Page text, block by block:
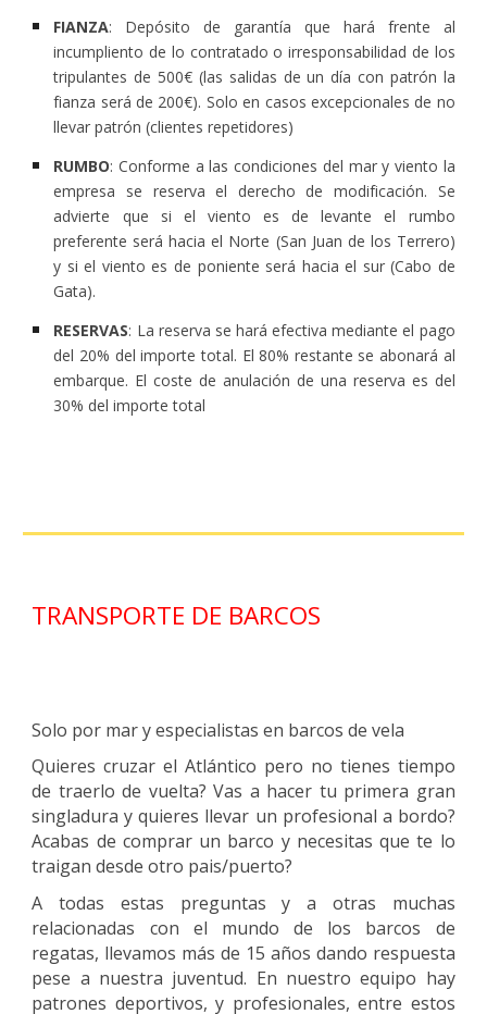
FIANZA: Depósito de garantía que hará frente al
incumpliento de lo contratado o irresponsabilidad de los
tripulantes de 500€ (las salidas de un día con patrón la
fianza será de 200€). Solo en casos excepcionales de no
llevar patrón (clientes repetidores)
RUMBO: Conforme a las condiciones del mar y viento la
empresa se reserva el derecho de modificación. Se
advierte que si el viento es de levante el rumbo
preferente será hacia el Norte (San Juan de los Terrero)
y si el viento es de poniente será hacia el sur (Cabo de
Gata).
RESERVAS: La reserva se hará efectiva mediante el pago
del 20% del importe total. El 80% restante se abonará al
embarque. El coste de anulación de una reserva es del
30% del importe total
TRANSPORTE DE BARCOS
Solo por mar y especialistas en barcos de vela
Quieres cruzar el Atlántico pero no tienes tiempo
de traerlo de vuelta? Vas a hacer tu primera gran
singladura y quieres llevar un profesional a bordo?
Acabas de comprar un barco y necesitas que te lo
traigan desde otro pais/puerto?
A todas estas preguntas y a otras muchas
relacionadas con el mundo de los barcos de
regatas, llevamos más de 15 años dando respuesta
pese a nuestra juventud. En nuestro equipo hay
patrones deportivos, y profesionales, entre estos